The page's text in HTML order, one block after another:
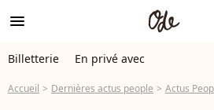
menu
Billetterie En privé avec
Accueil Dernières actus people Actus